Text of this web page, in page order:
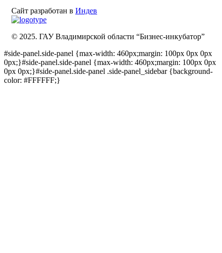
Сайт разработан в Индев
© 2025. ГАУ Владимирской области “Бизнес-инкубатор”
#side-panel.side-panel {max-width: 460px;margin: 100px 0px 0px
0px;}#side-panel.side-panel {max-width: 460px;margin: 100px 0px
0px 0px;}#side-panel.side-panel .side-panel_sidebar {background-
color: #FFFFFF;}